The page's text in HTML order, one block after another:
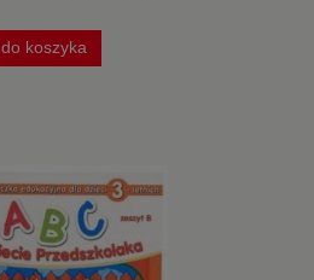
do koszyka